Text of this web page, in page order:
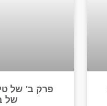
פרק ב' של
של